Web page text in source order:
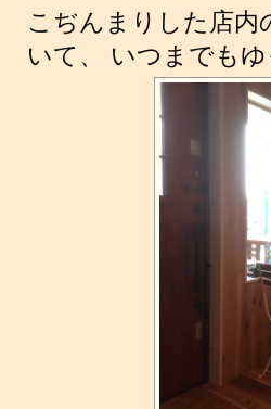
こぢんまりした店
いて、 いつまでも